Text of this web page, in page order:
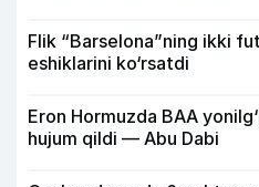
Flik “Barselona”ning ikki
eshiklarini ko‘rsatdi
Eron Hormuzda BAA
hujum qildi — Abu Dabi